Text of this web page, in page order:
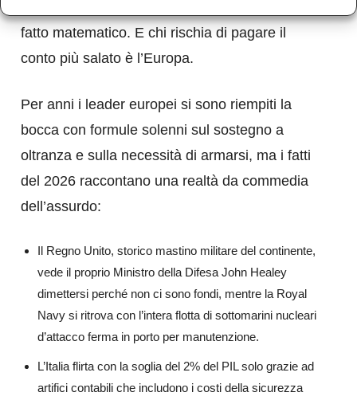
fatto matematico. E chi rischia di pagare il
conto più salato è l’Europa.
​Per anni i leader europei si sono riempiti la
bocca con formule solenni sul sostegno a
oltranza e sulla necessità di armarsi, ma i fatti
del 2026 raccontano una realtà da commedia
dell’assurdo:
​Il Regno Unito, storico mastino militare del continente,
vede il proprio Ministro della Difesa John Healey
dimettersi perché non ci sono fondi, mentre la Royal
Navy si ritrova con l’intera flotta di sottomarini nucleari
d’attacco ferma in porto per manutenzione.
​L’Italia flirta con la soglia del 2% del PIL solo grazie ad
artifici contabili che includono i costi della sicurezza